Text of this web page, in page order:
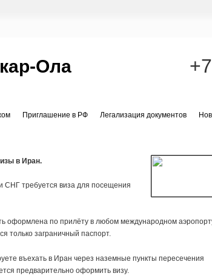
Ола
Приглашение в РФ Легализация документов
в Иран.
СНГ требуется виза для посещения
оформлена по прилёту в любом международном
только заграничный паспорт.
въехать в Иран через наземные пункты пересечения
предварительно оформить визу.